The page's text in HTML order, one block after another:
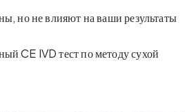
но не влияют на ваши результаты
CE IVD тест по методу сухой